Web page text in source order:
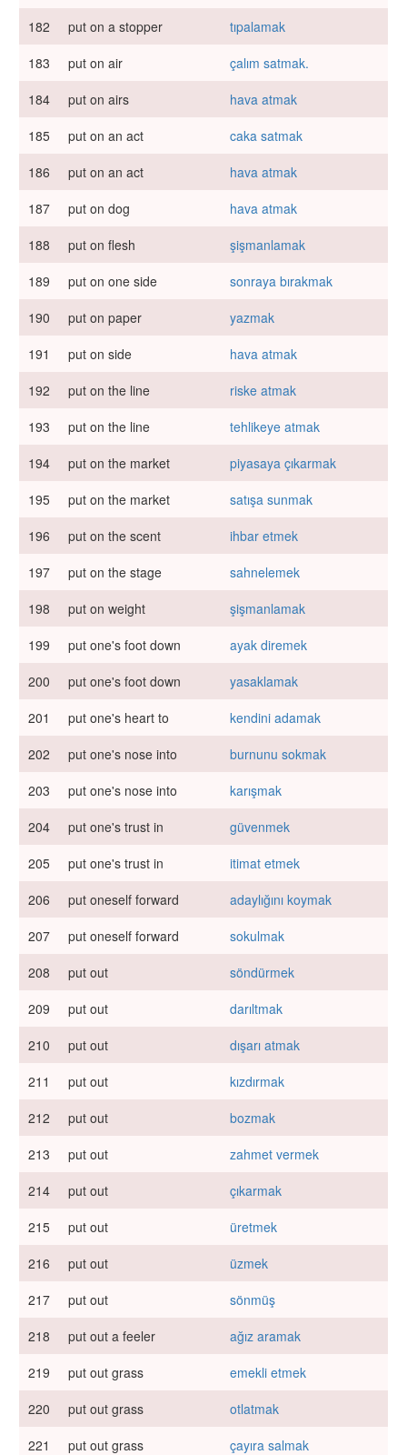
182
put on a stopper
tıpalamak
183
put on air
çalım satmak.
184
put on airs
hava atmak
185
put on an act
caka satmak
186
put on an act
hava atmak
187
put on dog
hava atmak
188
put on flesh
şişmanlamak
189
put on one side
sonraya bırakmak
190
put on paper
yazmak
191
put on side
hava atmak
192
put on the line
riske atmak
193
put on the line
tehlikeye atmak
194
put on the market
piyasaya çıkarmak
195
put on the market
satışa sunmak
196
put on the scent
ihbar etmek
197
put on the stage
sahnelemek
198
put on weight
şişmanlamak
199
put one's foot down
ayak diremek
200
put one's foot down
yasaklamak
201
put one's heart to
kendini adamak
202
put one's nose into
burnunu sokmak
203
put one's nose into
karışmak
204
put one's trust in
güvenmek
205
put one's trust in
itimat etmek
206
put oneself forward
adaylığını koymak
207
put oneself forward
sokulmak
208
put out
söndürmek
209
put out
darıltmak
210
put out
dışarı atmak
211
put out
kızdırmak
212
put out
bozmak
213
put out
zahmet vermek
214
put out
çıkarmak
215
put out
üretmek
216
put out
üzmek
217
put out
sönmüş
218
put out a feeler
ağız aramak
219
put out grass
emekli etmek
220
put out grass
otlatmak
221
put out grass çayıra salmak